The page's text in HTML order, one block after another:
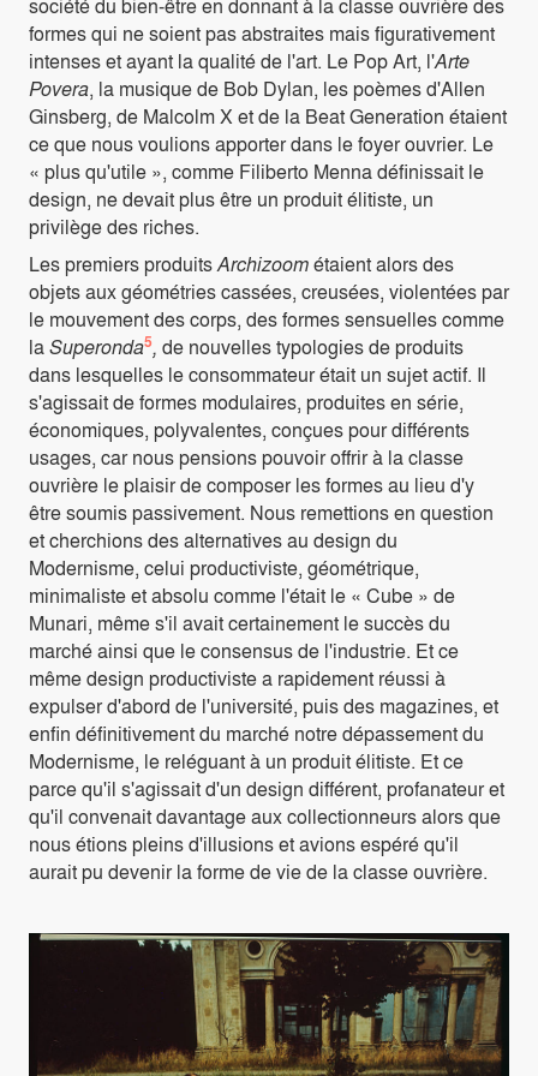
formes qui ne soient pas abstraites mais figurativement
intenses et ayant la qualité de l'art. Le Pop Art, l'Arte
Povera, la musique de Bob Dylan, les poèmes d'Allen
Ginsberg, de Malcolm X et de la Beat Generation étaient
ce que nous voulions apporter dans le foyer ouvrier. Le
« plus qu'utile », comme Filiberto Menna définissait le
design, ne devait plus être un produit élitiste, un
privilège des riches.
Les premiers produitsArchizoométaient alors des
objets aux géométries cassées, creusées, violentées par
le mouvement des corps, des formes sensuelles comme
laSuperonda5, de nouvelles typologies de produits
dans lesquelles le consommateur était un sujet actif. Il
s'agissait de formes modulaires, produites en série,
économiques, polyvalentes, conçues pour différents
usages, car nous pensions pouvoir offrir à la classe
ouvrière le plaisir de composer les formes au lieu d'y
être soumis passivement. Nous remettions en question
et cherchions des alternatives au design du
Modernisme, celui productiviste, géométrique,
minimaliste et absolu comme l'était le « Cube » de
Munari, même s'il avait certainement le succès du
marché ainsi que le consensus de l'industrie. Et ce
même design productiviste a rapidement réussi à
expulser d'abord de l'université, puis des magazines, et
enfin définitivement du marché notre dépassement du
Modernisme, le reléguant à un produit élitiste. Et ce
parce qu'il s'agissait d'un design différent, profanateur et
qu'il convenait davantage aux collectionneurs alors que
nous étions pleins d'illusions et avions espéré qu'il
aurait pu devenir la forme de vie de la classe ouvrière.